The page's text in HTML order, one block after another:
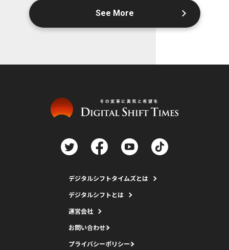
See More
デジタルシフトタイムズとは
デジタルシフトとは
運営会社
お問い合わせ
プライバシーポリシー